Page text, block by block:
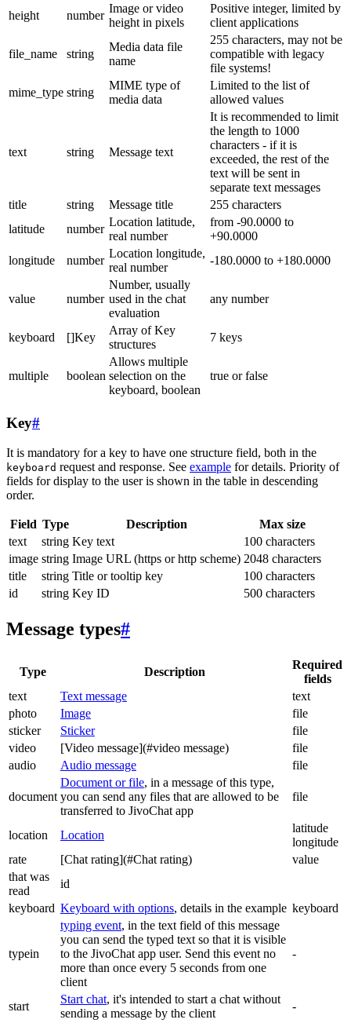
height
number
Image or video
height in pixels
Positive integer, limited by
client applications
file_name string
Media data file
name
255 characters, may not be
compatible with legacy
file systems!
mime_type string
MIME type of
media data
Limited to the list of
allowed values
text string Message text
It is recommended to limit
the length to 1000
characters - if it is
exceeded, the rest of the
text will be sent in
separate text messages
title
string Message title
255 characters
latitude
number
Location latitude,
real number
from -90.0000 to
+90.0000
longitude
number
Location longitude,
real number
-180.0000 to +180.0000
value number
Number, usually
used in the chat
evaluation
any number
keyboard []Key
Array of Key
structures
7 keys
multiple boolean
Allows multiple
selection on the
keyboard, boolean
true or false
Key#
It is mandatory for a key to have one structure field, both in the
keyboard request and response. See example for details. Priority of
fields for display to the user is shown in the table in descending
order.
Field Type Description
Max size
text
string Key text
100 characters
image string Image URL (https or http scheme) 2048 characters
title
string Title or tooltip key
100 characters
id
string Key ID 500 characters
Message types#
Type Description
Required
fields
text
Text message
text
photo
Image
file
sticker
Sticker
file
video
[Video message](#video message)
file
audio
Audio message file
document
Document or file, in a message of this type,
you can send any files that are allowed to be
transferred to JivoChat app
file
location Location
latitude
longitude
rate
[Chat rating](#Chat rating)
value
that was
read
id
keyboard Keyboard with options, details in the example keyboard
typein
typing event, in the text field of this message
you can send the typed text so that it is visible
to the JivoChat app user. Send this event no
more than once every 5 seconds from one
client
-
start
Start chat, it's intended to start a chat without
sending a message by the client
-